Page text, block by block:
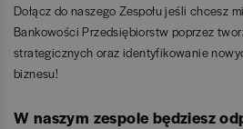
Dołącz do naszego Zespołu jeśli chcesz
Bankowości Przedsiębiorstw poprzez
strategicznych oraz identyfikowanie
biznesu!
W naszym zespole będziesz